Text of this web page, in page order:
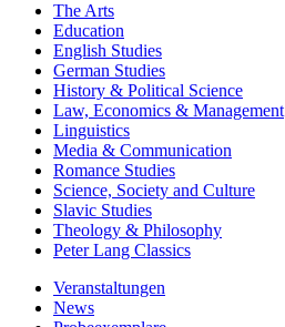
The Arts
Education
English Studies
German Studies
History & Political Science
Law, Economics & Management
Linguistics
Media & Communication
Romance Studies
Science, Society and Culture
Slavic Studies
Theology & Philosophy
Peter Lang Classics
Veranstaltungen
News